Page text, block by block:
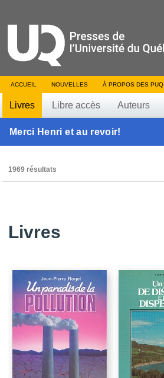
ACCUEIL NOUVELLES À PROPOS DES PUQ
Livres Libre accès Auteurs
Merci Henri et au revoir!
1969 résultats
Livres